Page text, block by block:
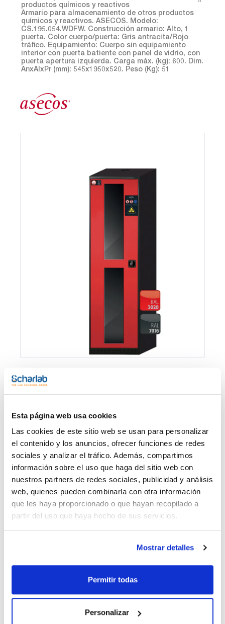
Esta página web usa cookies
Las cookies de este sitio web se usan para personalizar
el contenido y los anuncios, ofrecer funciones de redes
sociales y analizar el tráfico. Además, compartimos
información sobre el uso que haga del sitio web con
nuestros partners de redes sociales, publicidad y análisis
web, quienes pueden combinarla con otra información
que les haya proporcionado o que hayan recopilado a
partir del uso que haya hecho de sus servicios.
Mostrar detalles
Permitir todas
Personalizar
productos químicos y reactivos
Armario para almacenamiento de otros productos
químicos y reactivos. ASECOS. Modelo:
CS.195.054.WDFW. Construcción armario: Alto, 1
puerta. Color cuerpo/puerta: Gris antracita/Rojo
tráfico. Equipamiento: Cuerpo sin equipamiento
interior con puerta batiente con panel de vidrio, con
puerta apertura izquierda. Carga máx. (kg): 600. Dim.
AnxAlxPr (mm): 545x1950x520. Peso (Kg): 51
x u. 0030563046
disponibilidad
producto
Características
Construcción armario : Alto, 1 puerta
Color cuerpo/puerta : Gris antracita/Rojo tráfico
batiente con panel de vidrio, con puerta apertura izquierda
Armario especial para almacenamiento seguro y correcto de
irritantes, nocivos, etc. en lugares de trabajo
publicados en el RD 656/2017.
- Construcción sólida y duradera: Cuerpo exterior fabricado
Ver más
Documentación técnica
Regístrate para
COA
Regístrate para
descargas
SDS/ Hoja de seguridad